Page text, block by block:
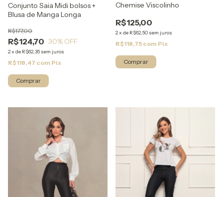
Conjunto Saia Midi bolsos +
Blusa de Manga Longa
R$124,70
R$177,00
30% OFF
2x de R$62,35 sem juros
R$118,47 com Pix
Comprar
Chemise Viscolinho
R$125,00
2x de R$62,50 sem juros
R$118,75 com Pix
Comprar